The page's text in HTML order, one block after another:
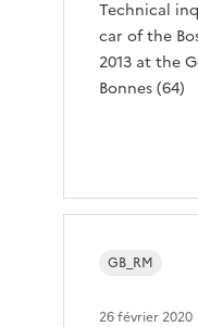
Technical
car of the
2013 at the
Bonnes (64)
GB_RM
26 février 2020